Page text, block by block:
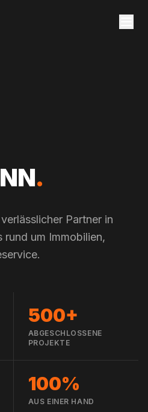
.
Partner in
um Immobilien,
500+
ABGESCHLOSSENE
PROJEKTE
100%
AUS EINER HAND